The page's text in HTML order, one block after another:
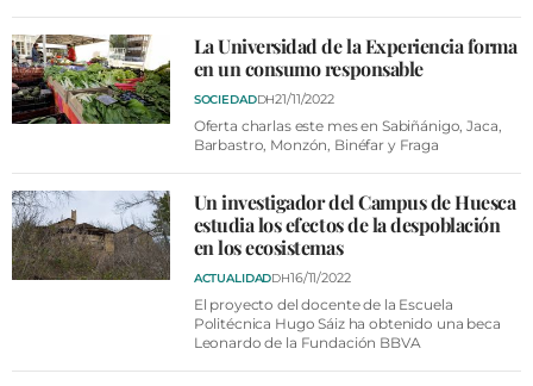
La Universidad de la Experiencia forma
en un consumo responsable
SOCIEDADDH21/11/2022
Oferta charlas este mes en Sabiñánigo, Jaca,
Barbastro, Monzón, Binéfar y Fraga
Un investigador del Campus de Huesca
estudia los efectos de la despoblación
en los ecosistemas
ACTUALIDADDH16/11/2022
El proyecto del docente de la Escuela
Politécnica Hugo Sáiz ha obtenido una beca
Leonardo de la Fundación BBVA